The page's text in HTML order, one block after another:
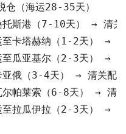
（海运28-35天）
斯港（7-10天） → 清关
卡塔赫纳（1-2天） →
瓜亚基尔（2-3天） →
俄（3-4天） → 清关配
帕莱索（6-8天） → 清
拉瓜伊拉（2-3天） →